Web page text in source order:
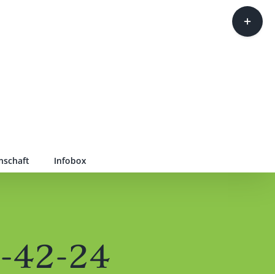
Infobox
42-24
Toggle
Sliding